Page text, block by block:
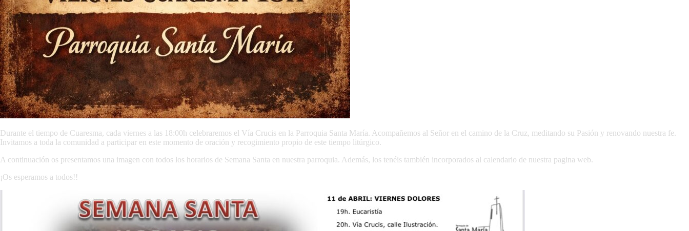
Durante el tiempo de Cuaresma, cada viernes a las 18:00h celebraremos el Vía Crucis en la Parroquia Santa María. Acompañemos al Señor en el camino de la Cruz, meditando su Pasión y renovando nuestra fe.
Invitamos a toda la comunidad a participar en este momento de oración y recogimiento propio de este tiempo litúrgico.
A continuación os presentamos una imagen con todos los horarios de Semana Santa en nuestra parroquia. Además, los tenéis también incorporados al calendario de nuestra pagina web.
¡Os esperamos a todos!!